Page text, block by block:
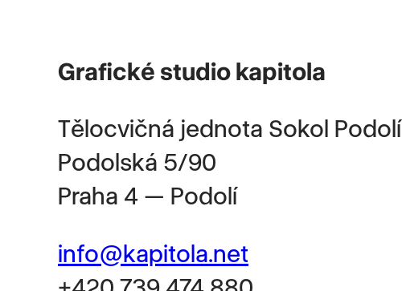
Grafické studio kapitola
Tělocvičná jednota Sokol Podolí
Podolská 5/90
Praha 4 — Podolí
info@kapitola.net